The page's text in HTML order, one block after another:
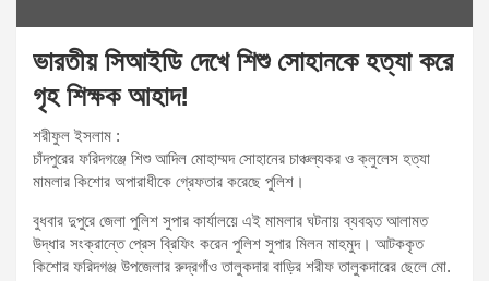
ভারতীয় সিআইডি দেখে শিশু সোহানকে হত্যা করে
গৃহ শিক্ষক আহাদ!
শরীফুল ইসলাম :
চাঁদপুরের ফরিদগঞ্জে শিশু আদিল মোহাম্মদ সোহানের চাঞ্চল্যকর ও ক্লুলেস হত্যা
মামলার কিশোর অপারাধীকে গ্রেফতার করেছে পুলিশ।
বুধবার দুপুরে জেলা পুলিশ সুপার কার্যালয়ে এই মামলার ঘটনায় ব্যবহৃত আলামত
উদ্ধার সংক্রান্তে প্রেস ব্রিফিং করেন পুলিশ সুপার মিলন মাহমুদ। আটককৃত
কিশোর ফরিদগঞ্জ উপজেলার রুদ্রগাঁও তালুকদার বাড়ির শরীফ তালুকদারের ছেলে মো.